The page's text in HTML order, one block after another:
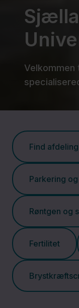
Velkommen
Find afdeling
Parkering
Røntgen og
Fertilitet